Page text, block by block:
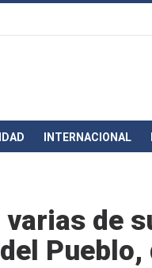
INTERNACIONAL
de
Pueblo,